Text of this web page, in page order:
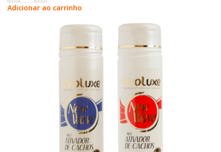
Adicionar ao carrinho